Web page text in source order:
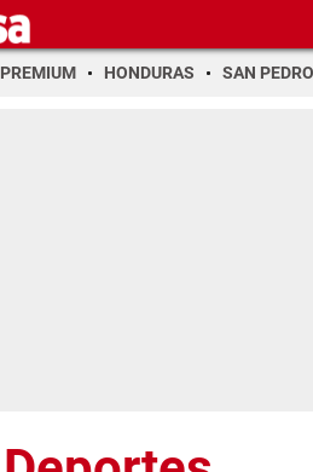
PREMIUM HONDURAS SAN PEDRO